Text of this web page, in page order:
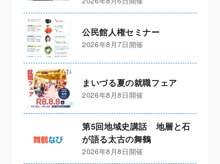
公民館人権セミナー
2026年8月7日開催
まいづる夏の就職フェア
2026年8月8日開催
第5回地域史講話 地層と石
が語る太古の舞鶴
2026年8月8日開催